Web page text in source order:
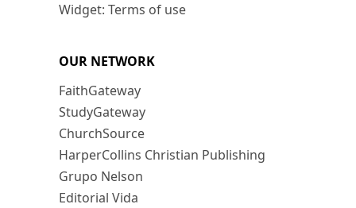
Widget: Terms of use
OUR NETWORK
FaithGateway
StudyGateway
ChurchSource
HarperCollins Christian Publishing
Grupo Nelson
Editorial Vida